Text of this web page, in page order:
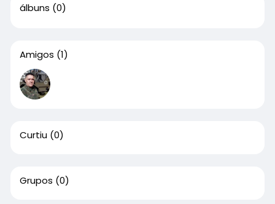
álbuns (0)
Amigos (1)
Curtiu (0)
Grupos (0)